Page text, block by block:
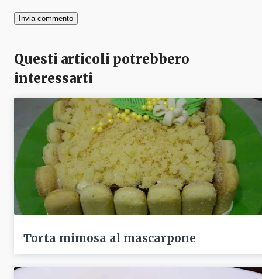
Questi articoli potrebbero
interessarti
Torta mimosa al mascarpone